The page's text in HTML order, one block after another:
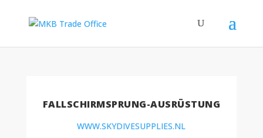
FALLSCHIRMSPRUNG-AUSRÜSTUNG
WWW.SKYDIVESUPPLIES.NL